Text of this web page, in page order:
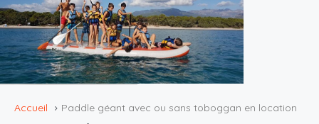
Accueil Paddle géant avec ou sans toboggan en location